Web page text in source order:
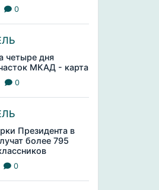
0
четыре дня
МКАД - карта
0
Президента в
более 795
0